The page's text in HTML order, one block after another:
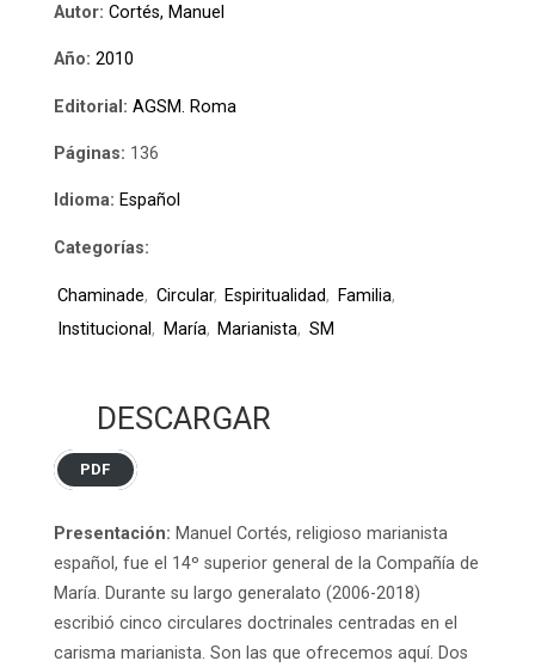
Autor: Cortés, Manuel
Año: 2010
Editorial: AGSM. Roma
Páginas: 136
Idioma: Español
Categorías:
Chaminade, Circular, Espiritualidad, Familia,
Institucional, María, Marianista, SM
DESCARGAR
PDF
Presentación: Manuel Cortés, religioso marianista
español, fue el 14º superior general de la Compañía de
María. Durante su largo generalato (2006-2018)
escribió cinco circulares doctrinales centradas en el
carisma marianista. Son las que ofrecemos aquí. Dos